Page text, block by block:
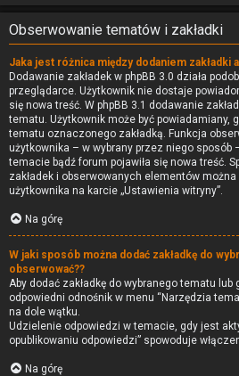
Obserwowanie tematów i zakładki
Jaka jest różnica między dodaniem zakładki
Dodawanie zakładek w phpBB 3.0 działa
przeglądarce. Użytkownik nie dostaje
się nowa treść. W phpBB 3.1 dodawanie
tematu. Użytkownik może być powiadamiany,
tematu oznaczonego zakładką. Funkcja
użytkownika – w wybrany przez niego sposób
temacie bądź forum pojawiła się nowa treść.
zakładek i obserwowanych elementów
użytkownika na karcie „Ustawienia witryny”.
Na górę
W jaki sposób można dodać zakładkę do
obserwować??
Aby dodać zakładkę do wybranego tematu
odpowiedni odnośnik w menu “Narzędzia
na dole wątku.
Udzielenie odpowiedzi w temacie, gdy jest
opublikowaniu odpowiedzi” spowoduje
Na górę